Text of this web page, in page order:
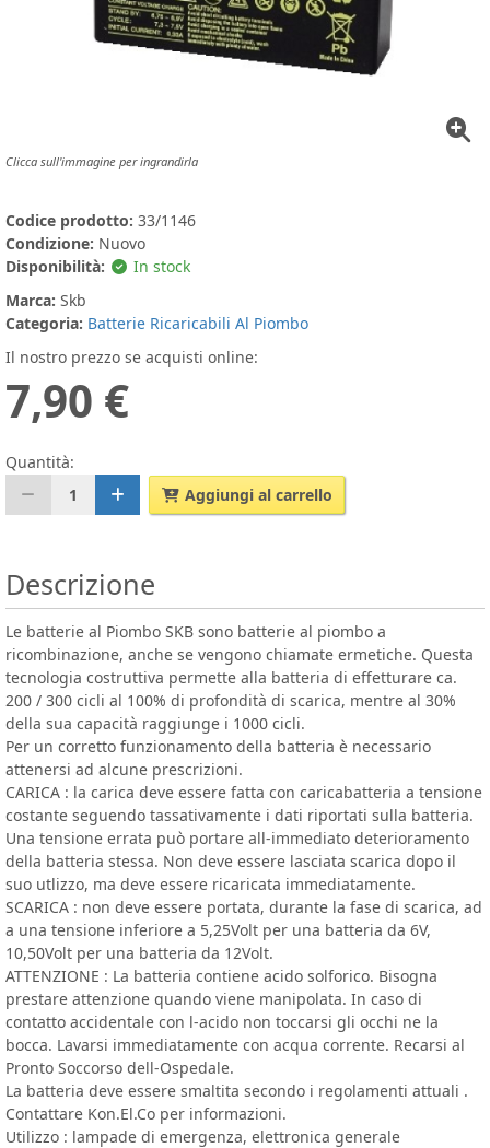
Clicca sull'immagine per ingrandirla
Codice prodotto: 33/1146
Condizione: Nuovo
Disponibilità:
In stock
Marca: Skb
Categoria: Batterie Ricaricabili Al Piombo
Il nostro prezzo se acquisti online:
7,90 €
Quantità:
1
Aggiungi al carrello
Descrizione
Le batterie al Piombo SKB sono batterie al piombo a
ricombinazione, anche se vengono chiamate ermetiche. Questa
tecnologia costruttiva permette alla batteria di effetturare ca.
200 / 300 cicli al 100% di profondità di scarica, mentre al 30%
della sua capacità raggiunge i 1000 cicli.
Per un corretto funzionamento della batteria è necessario
attenersi ad alcune prescrizioni.
CARICA : la carica deve essere fatta con caricabatteria a tensione
costante seguendo tassativamente i dati riportati sulla batteria.
Una tensione errata può portare all-immediato deterioramento
della batteria stessa. Non deve essere lasciata scarica dopo il
suo utlizzo, ma deve essere ricaricata immediatamente.
SCARICA : non deve essere portata, durante la fase di scarica, ad
a una tensione inferiore a 5,25Volt per una batteria da 6V,
10,50Volt per una batteria da 12Volt.
ATTENZIONE : La batteria contiene acido solforico. Bisogna
prestare attenzione quando viene manipolata. In caso di
contatto accidentale con l-acido non toccarsi gli occhi ne la
bocca. Lavarsi immediatamente con acqua corrente. Recarsi al
Pronto Soccorso dell-Ospedale.
La batteria deve essere smaltita secondo i regolamenti attuali .
Contattare Kon.El.Co per informazioni.
Utilizzo : lampade di emergenza, elettronica generale